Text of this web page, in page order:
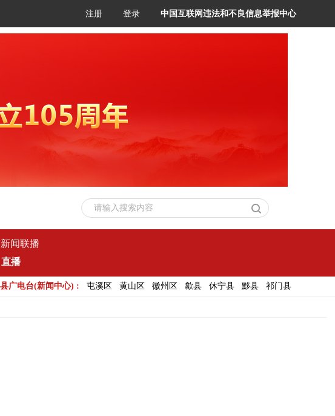
注册 登录 中国互联网违法和不良信息举报中心
请输入搜索内容
闻联播
直播
广电台(新闻中心) : 屯溪区 黄山区 徽州区 歙县 休宁县 黟县 祁门县